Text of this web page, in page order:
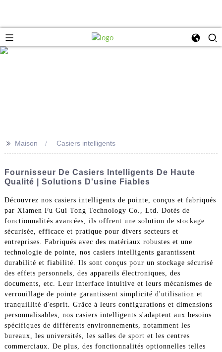
>> Maison Casiers intelligents
Fournisseur De Casiers Intelligents De Haute
Qualité | Solutions D'usine Fiables
Découvrez nos casiers intelligents de pointe, conçus et fabriqués
par Xiamen Fu Gui Tong Technology Co., Ltd. Dotés de
fonctionnalités avancées, ils offrent une solution de stockage
sécurisée, efficace et pratique pour divers secteurs et
entreprises. Fabriqués avec des matériaux robustes et une
technologie de pointe, nos casiers intelligents garantissent
durabilité et fiabilité. Ils sont conçus pour un stockage sécurisé
des effets personnels, des appareils électroniques, des
documents, etc. Leur interface intuitive et leurs mécanismes de
verrouillage de pointe garantissent simplicité d'utilisation et
tranquillité d'esprit. Grâce à leurs configurations et dimensions
personnalisables, nos casiers intelligents s'adaptent aux besoins
spécifiques de différents environnements, notamment les
bureaux, les universités, les salles de sport et les centres
commerciaux. De plus, des fonctionnalités optionnelles telles